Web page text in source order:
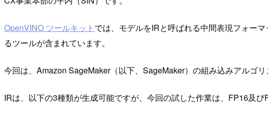
OpenVINO ツールキット では、モデルをIRと呼ばれる中間表現フォー
るツールが含まれています。
今回は、Amazon SageMaker（以下、SageMaker）の組み込みアルゴ
IRは、以下の3種類が生成可能ですが、今回の試した作業は、FP16及び